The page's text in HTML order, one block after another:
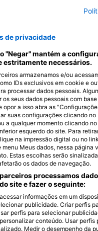
J A S O N D J F M A M J
Mostrar Mais Animais
Mergulho que
de Mergulho
3, Brgy
Malay,
BLUEFIN
Zone V,
Aklan,
próximos
de privacidade
"Negar" mantém a
estritamente necessários.
armazenamos e/ou
IDs exclusivos em cookie e
processar dados pessoais.
os seus dados pessoais com
opor a isso abra as
suas configurações clicando
a qualquer momento clicando
esquerdo do site. Para
na impressão digital ou no
menu Meus dados, nessa página
Estas escolhas serão
os dados de navegação.
processamos
site e fazer o seguinte:
informações em um
publicidade. Criar perfis
perfis para selecionar
conteúdo. Usar perfis
Medir o desempenho da